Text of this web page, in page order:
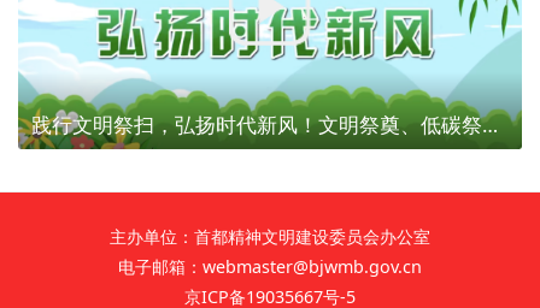
践行文明祭扫，弘扬时代新风！文明祭奠、低碳祭扫，为建设美丽北京贡献力量！
主办单位：首都精神文明建设委员会办公室
电子邮箱：webmaster@bjwmb.gov.cn
京ICP备19035667号-5